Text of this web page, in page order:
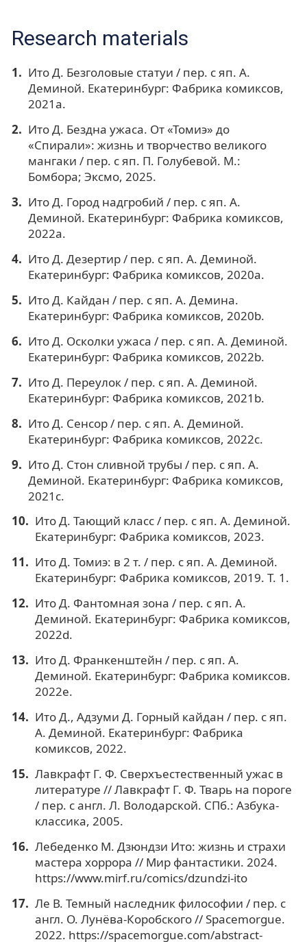
Research materials
Ито Д. Безголовые статуи / пер. с яп. А.
Деминой. Екатеринбург: Фабрика комиксов,
2021a.
Ито Д. Бездна ужаса. От «Томиэ» до
«Спирали»: жизнь и творчество великого
мангаки / пер. с яп. П. Голубевой. М.:
Бомбора; Эксмо, 2025.
Ито Д. Город надгробий / пер. с яп. А.
Деминой. Екатеринбург: Фабрика комиксов,
2022a.
Ито Д. Дезертир / пер. с яп. А. Деминой.
Екатеринбург: Фабрика комиксов, 2020a.
Ито Д. Кайдан / пер. с яп. А. Демина.
Екатеринбург: Фабрика комиксов, 2020b.
Ито Д. Осколки ужаса / пер. с яп. А. Деминой.
Екатеринбург: Фабрика комиксов, 2022b.
Ито Д. Переулок / пер. с яп. А. Деминой.
Екатеринбург: Фабрика комиксов, 2021b.
Ито Д. Сенсор / пер. с яп. А. Деминой.
Екатеринбург: Фабрика комиксов, 2022c.
Ито Д. Стон сливной трубы / пер. с яп. А.
Деминой. Екатеринбург: Фабрика комиксов,
2021c.
Ито Д. Тающий класс / пер. с яп. А. Деминой.
Екатеринбург: Фабрика комиксов, 2023.
Ито Д. Томиэ: в 2 т. / пер. с яп. А. Деминой.
Екатеринбург: Фабрика комиксов, 2019. Т. 1.
Ито Д. Фантомная зона / пер. с яп. А.
Деминой. Екатеринбург: Фабрика комиксов,
2022d.
Ито Д. Франкенштейн / пер. с яп. А.
Деминой. Екатеринбург: Фабрика комиксов.
2022e.
Ито Д., Адзуми Д. Горный кайдан / пер. с яп.
А. Деминой. Екатеринбург: Фабрика
комиксов, 2022.
Лавкрафт Г. Ф. Сверхъестественный ужас в
литературе // Лавкрафт Г. Ф. Тварь на пороге
/ пер. с англ. Л. Володарской. СПб.: Азбука-
классика, 2005.
Лебеденко М. Дзюндзи Ито: жизнь и страхи
мастера хоррора // Мир фантастики. 2024.
https://www.mirf.ru/comics/dzundzi-ito
Ле В. Темный наследник философии / пер. с
англ. О. Лунёва-Коробского // Spacemorgue.
2022. https://spacemorgue.com/abstract-